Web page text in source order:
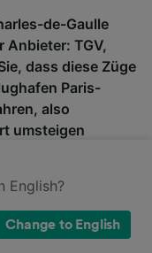
de-Gaulle
Anbieter: TGV,
dass diese Züge
Paris-
also
umsteigen
SNCF
English?
Change to English